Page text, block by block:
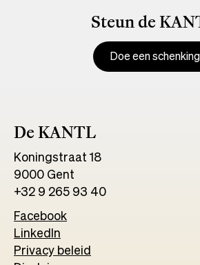
Steun de
Doe een schenking
De KANTL
Koningstraat 18
9000 Gent
+32 9 265 93 40
Facebook
a
LinkedIn
in
Privacy beleid